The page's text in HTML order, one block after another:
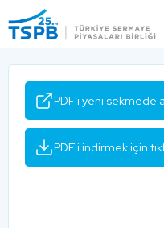
Close
PDF'i yeni sekmede
PDF'i indirmek için